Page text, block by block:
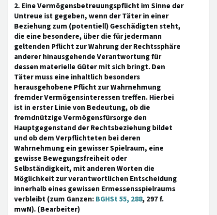
2. Eine Vermögensbetreuungspflicht im Sinne der
Untreue ist gegeben, wenn der Täter in einer
Beziehung zum (potentiell) Geschädigten steht,
die eine besondere, über die für jedermann
geltenden Pflicht zur Wahrung der Rechtssphäre
anderer hinausgehende Verantwortung für
dessen materielle Güter mit sich bringt. Den
Täter muss eine inhaltlich besonders
herausgehobene Pflicht zur Wahrnehmung
fremder Vermögensinteressen treffen. Hierbei
ist in erster Linie von Bedeutung, ob die
fremdnützige Vermögensfürsorge den
Hauptgegenstand der Rechtsbeziehung bildet
und ob dem Verpflichteten bei deren
Wahrnehmung ein gewisser Spielraum, eine
gewisse Bewegungsfreiheit oder
Selbständigkeit, mit anderen Worten die
Möglichkeit zur verantwortlichen Entscheidung
innerhalb eines gewissen Ermessensspielraums
verbleibt (zum Ganzen:BGHSt 55, 288, 297 f.
mwN). (Bearbeiter)